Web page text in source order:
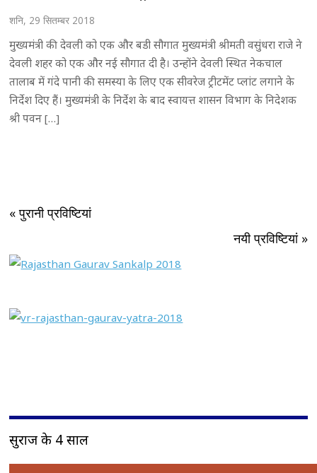
शनि, 29 सितम्बर 2018
मुख्यमंत्री की देवली को एक और बडी सौगात मुख्यमंत्री श्रीमती वसुंधरा राजे ने
देवली शहर को एक और नई सौगात दी है। उन्होंने देवली स्थित नेकचाल
तालाब में गंदे पानी की समस्या के लिए एक सीवरेज ट्रीटमेंट प्लांट लगाने के
निर्देश दिए हैं। मुख्यमंत्री के निर्देश के बाद स्वायत्त शासन विभाग के निदेशक
श्री पवन […]
« पुरानी प्रविष्टियां
नयी प्रविष्टियां »
सुराज के 4 साल